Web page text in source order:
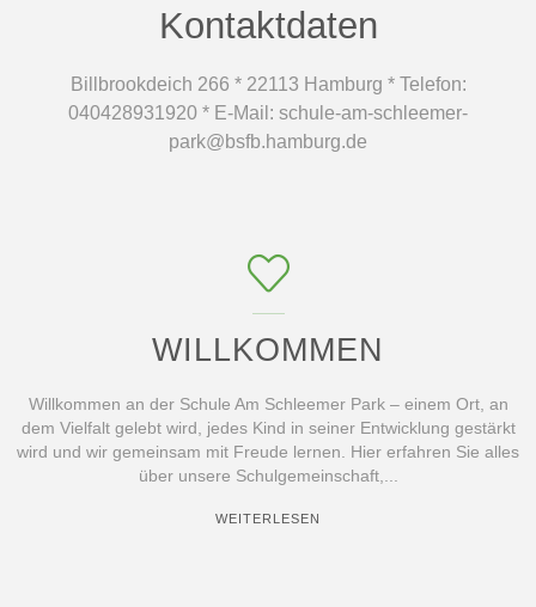
Kontaktdaten
Billbrookdeich 266 * 22113 Hamburg * Telefon:
040428931920 * E-Mail: schule-am-schleemer-
park@bsfb.hamburg.de
WILLKOMMEN
Willkommen an der Schule Am Schleemer Park – einem Ort, an
dem Vielfalt gelebt wird, jedes Kind in seiner Entwicklung gestärkt
wird und wir gemeinsam mit Freude lernen. Hier erfahren Sie alles
über unsere Schulgemeinschaft,...
WEITERLESEN